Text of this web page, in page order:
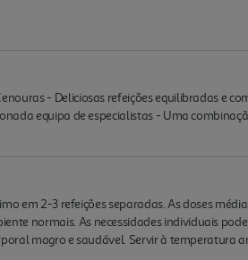
- Deliciosas refeições equilibradas e
equipa de especialistas - Uma
em 2-3 refeições separadas. As doses
normais. As necessidades individuais
magro e saudável. Servir à temperatura